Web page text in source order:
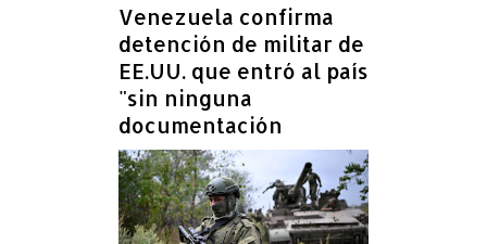
Venezuela confirma
detención de militar de
EE.UU. que entró al país
"sin ninguna
documentación